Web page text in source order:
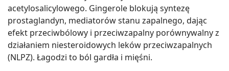
acetylosalicylowego. Gingerole blokują syntezę
prostaglandyn, mediatorów stanu zapalnego, dając
efekt przeciwbólowy i przeciwzapalny porównywalny z
działaniem niesteroidowych leków przeciwzapalnych
(NLPZ). Łagodzi to ból gardła i mięśni.